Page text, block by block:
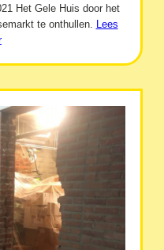
Het Gele Huis door het
te onthullen. Lees